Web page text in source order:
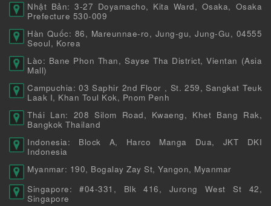
Nhật Bản: 3-27 Doyamacho, Kita Ward, Osaka, Osaka
Prefecture 530-009
Hàn Quốc: 86, Mareunnae-ro, Jung-gu, Jung-Gu, 04555
Seoul, Korea
Lào: Bane Phon Than, Sayse Tha District, Vientan (Asia
Mall)
Campuchia: 03 Saphir 2nd Floor , St. 259, Sangkat Teuk
Laak I, Khan Toul Kok, Pnom Penh
Thái Lan: 208 Silom Road, Kwaeng, Khet Bang Rak,
Bangkok Thailand
Indonesia: Block A, Harco Manga Dua, JKT DKI
Indonesia
Myanmar: 190, Bogalay Zay St, Yangon, Myanmar
Singapore: #04-331, Blk 416, Jurong West St 42,
Singapore